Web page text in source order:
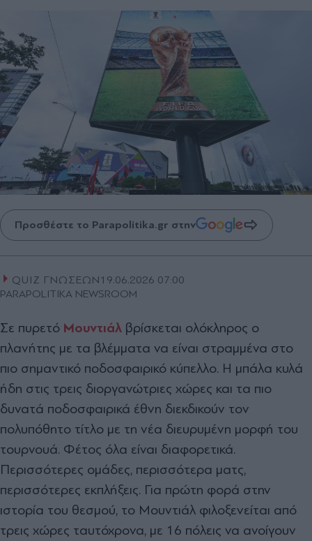
Προσθέστε το Parapolitika.gr στην
QUIZ ΓΝΩΣΕΩΝ19.06.2026 07:00
PARAPOLITIKA NEWSROOM
Σε πυρετό Μουντιάλ βρίσκεται ολόκληρος ο
πλανήτης με τα βλέμματα να είναι στραμμένα στο
πιο σημαντικό ποδοσφαιρικό κύπελλο. Η μπάλα κυλά
ήδη στις τρεις διοργανώτριες χώρες και τα πιο
δυνατά ποδοσφαιρικά έθνη διεκδικούν τον
πολυπόθητο τίτλο με τη νέα διευρυμένη μορφή του
τουρνουά. Φέτος όλα είναι διαφορετικά.
Περισσότερες ομάδες, περισσότερα ματς,
περισσότερες εκπλήξεις. Για πρώτη φορά στην
ιστορία του θεσμού, το Μουντιάλ φιλοξενείται από
τρεις χώρες ταυτόχρονα, με 16 πόλεις να ανοίγουν